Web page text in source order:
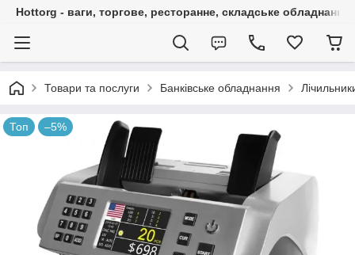
Hottorg - ваги, торгове, ресторанне, складське обладнання
Товари та послуги Банківське обладнання
Топ –5%